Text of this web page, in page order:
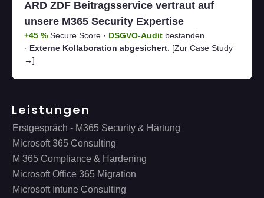
ARD ZDF Beitragsservice vertraut auf
unsere M365 Security Expertise
+45 % Secure Score · DSGVO-Audit bestanden
· Externe Kollaboration abgesichert: [Zur Case Study
→]
Leistungen
Erstgespräch - M365 Security & Härtung
Microsoft 365 Consulting
M 365 Compliance & Hardening
Microsoft Office 365 Migration
Microsoft Intune Consulting